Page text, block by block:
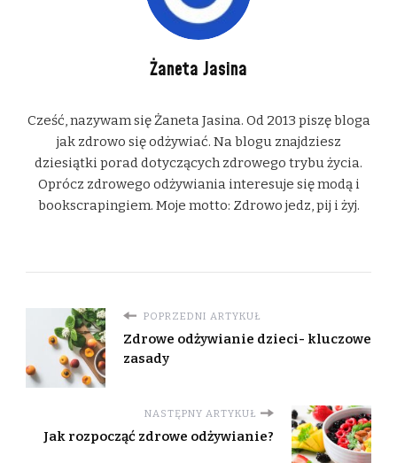
Żaneta Jasina
Cześć, nazywam się Żaneta Jasina. Od 2013 piszę bloga
jak zdrowo się odżywiać. Na blogu znajdziesz
dziesiątki porad dotyczących zdrowego trybu życia.
Oprócz zdrowego odżywiania interesuje się modą i
bookscrapingiem. Moje motto: Zdrowo jedz, pij i żyj.
POPRZEDNI ARTYKUŁ
Zdrowe odżywianie dzieci- kluczowe
zasady
NASTĘPNY ARTYKUŁ
Jak rozpocząć zdrowe odżywianie?